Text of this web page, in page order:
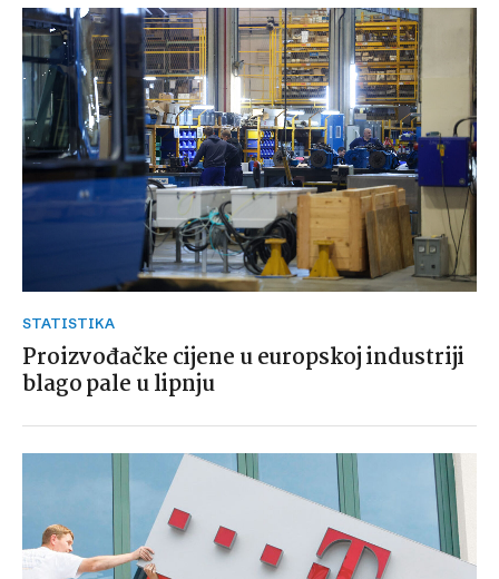
STATISTIKA
Proizvođačke cijene u europskoj industriji
blago pale u lipnju